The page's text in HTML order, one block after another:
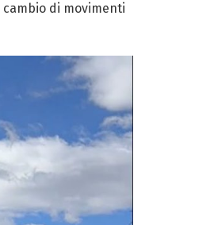
di movimenti